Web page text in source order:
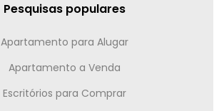
Pesquisas populares
Apartamento para Alugar
Apartamento a Venda
Escritórios para Comprar